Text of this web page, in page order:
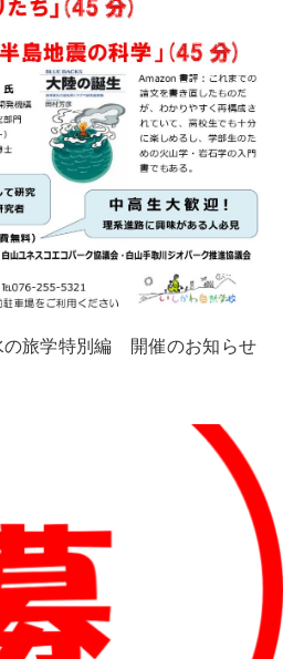
旅学特別編 開催のお知らせ